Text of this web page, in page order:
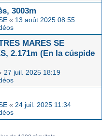
3003m
« 13 août 2025 08:55
MARES SE
2.171m (En la cúspide
27 juil. 2025 18:19
« 24 juil. 2025 11:34